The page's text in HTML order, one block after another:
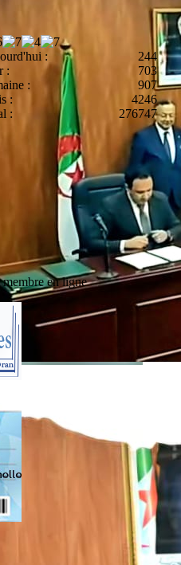
:
244
:
703
:
907
:
4246
:
276747
en ligne